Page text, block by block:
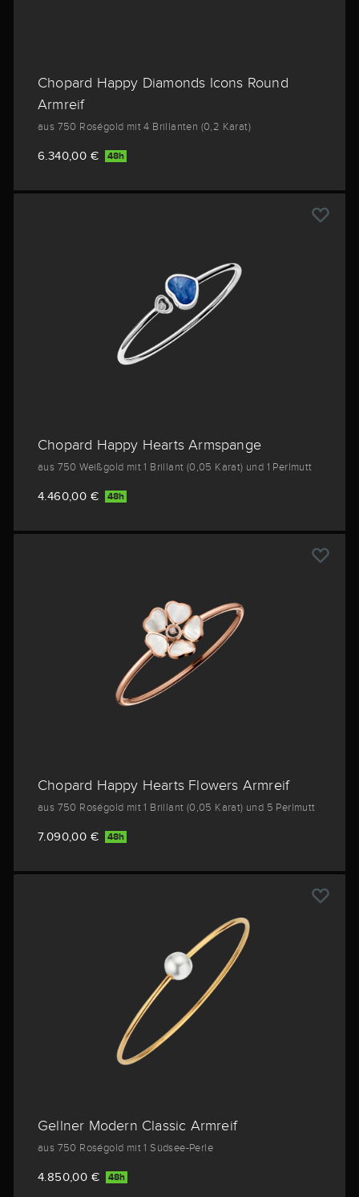
Chopard Happy Diamonds Icons Round
Armreif
aus 750 Roségold mit 4 Brillanten (0,2 Karat)
6.340,00 € 48h
Chopard Happy Hearts Armspange
aus 750 Weißgold mit 1 Brillant (0,05 Karat) und 1 Perlmutt
4.460,00 € 48h
Chopard Happy Hearts Flowers Armreif
aus 750 Roségold mit 1 Brillant (0,05 Karat) und 5 Perlmutt
7.090,00 € 48h
Gellner Modern Classic Armreif
aus 750 Roségold mit 1 Südsee-Perle
4.850,00 € 48h